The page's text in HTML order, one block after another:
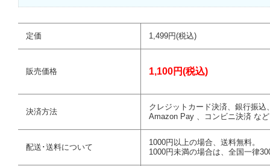
定価 1,499円(税込)
販売価格 1,100円(税込)
決済方法
クレジットカード決済、銀行振込
Amazon Pay 、コンビニ決済 など
配送･送料について
1000円以上の場合、送料無料。
1000円未満の場合は、全国一律